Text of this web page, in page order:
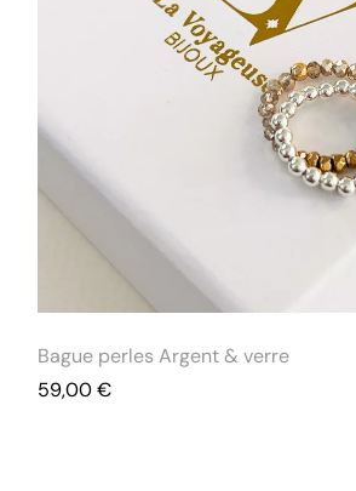
Bague perles Argent & verre
59,00€